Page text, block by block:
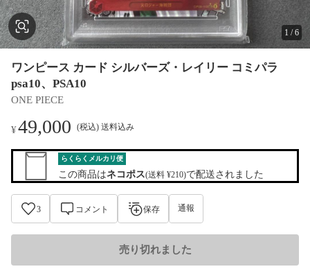
1 /6
ワンピース カード シルバーズ・レイリー コミパラ
psa10、PSA10
ONE PIECE
¥49,000 (税込) 送料込み
らくらくメルカリ便
この商品はネコポス(送料 ¥210)で配送されました
3 コメント 保存 通報
売り切れました